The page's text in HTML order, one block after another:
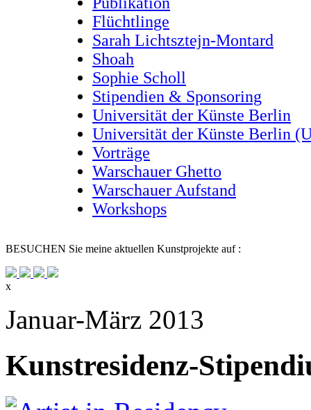
Flüchtlinge
Sarah Lichtsztejn-Montard
Shoah
Sophie Scholl
Stipendien & Sponsoring
Universität der Künste Berlin
Universität der Künste Berlin
Vorträge
Warschauer Ghetto
Warschauer Aufstand
Workshops
BESUCHEN Sie meine aktuellen Kunstprojekte auf :
x
Januar-März 2013
Kunstresidenz-